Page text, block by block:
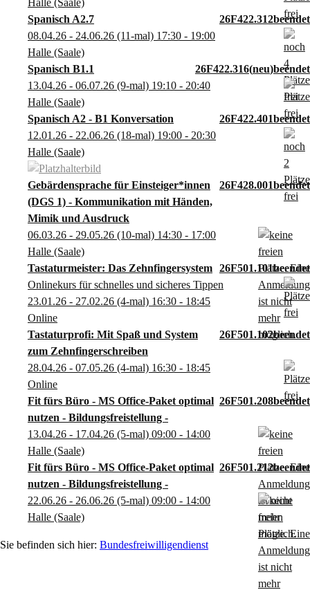
Halle (Saale)
Spanisch A2.7
26F422.312
08.04.26 - 24.06.26 (11-mal) 17:30 - 19:00
Halle (Saale)
Spanisch B1.1
26F422.316 neu
13.04.26 - 06.07.26 (9-mal) 19:10 - 20:40
Halle (Saale)
Spanisch A2 - B1 Konversation
26F422.401
12.01.26 - 22.06.26 (18-mal) 19:00 - 20:30
Halle (Saale)
Gebärdensprache für Einsteiger*innen
(DGS 1) - Kommunikation mit Händen,
Mimik und Ausdruck
26F428.001
06.03.26 - 29.05.26 (10-mal) 14:30 - 17:00
Halle (Saale)
Tastaturmeister: Das Zehnfingersystem 26F501.101
Onlinekurs für schnelles und sicheres Tippen
23.01.26 - 27.02.26 (4-mal) 16:30 - 18:45
Online
Tastaturprofi: Mit Spaß und System
zum Zehnfingerschreiben
26F501.102
28.04.26 - 07.05.26 (4-mal) 16:30 - 18:45
Online
Fit fürs Büro - MS Office-Paket optimal
nutzen - Bildungsfreistellung -
26F501.208
13.04.26 - 17.04.26 (5-mal) 09:00 - 14:00
Halle (Saale)
Fit fürs Büro - MS Office-Paket optimal
nutzen - Bildungsfreistellung -
26F501.212
22.06.26 - 26.06.26 (5-mal) 09:00 - 14:00
Halle (Saale)
Bundesfreiwilligendienst